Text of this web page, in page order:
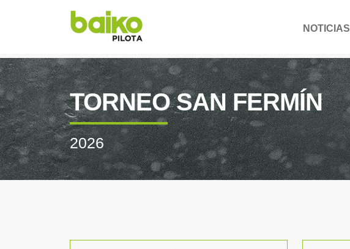
NOTICIAS
TORNEO SAN FERMÍN
2026